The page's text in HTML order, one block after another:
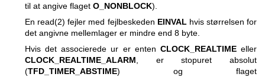
til at angive flaget O_NONBLOCK).
En read(2) fejler med fejlbeskeden EINVAL hvis størrelsen for
det angivne mellemlager er mindre end 8 byte.
Hvis det associerede ur er enten CLOCK_REALTIMEeller
CLOCK_REALTIME_ALARM, er stopuret absolut
(TFD_TIMER_ABSTIME) og flaget